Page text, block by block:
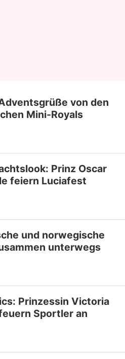
von den
Mini-Royals
Prinz Oscar
feiern Luciafest
und norwegische
unterwegs
Prinzessin Victoria
Sportler an